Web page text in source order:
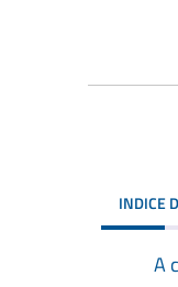
INDICE
A